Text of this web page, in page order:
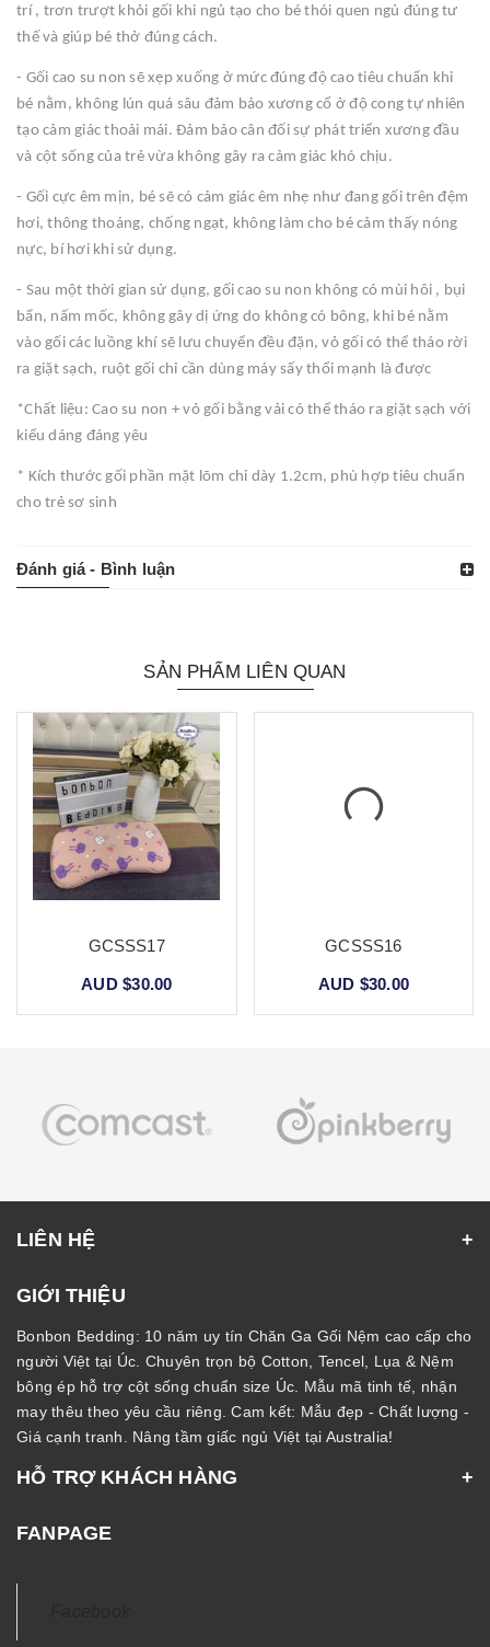
trí , trơn trượt khỏi gối khi ngủ tạo cho bé thói quen ngủ đúng tư
thế và giúp bé thở đúng cách.
- Gối cao su non sẽ xẹp xuống ở mức đúng độ cao tiêu chuẩn khi
bé nằm, không lún quá sâu đảm bảo xương cổ ở độ cong tự nhiên
tạo cảm giác thoải mái. Đảm bảo cân đối sự phát triển xương đầu
và cột sống của trẻ vừa không gây ra cảm giác khó chịu.
- Gối cực êm mịn, bé sẽ có cảm giác êm nhẹ như đang gối trên đệm
hơi, thông thoáng, chống ngạt, không làm cho bé cảm thấy nóng
nực, bí hơi khi sử dụng.
- Sau một thời gian sử dụng, gối cao su non không có mùi hôi , bụi
bẩn, nấm mốc, không gây dị ứng do không có bông, khi bé nằm
vào gối các luồng khí sẽ lưu chuyển đều đặn, vỏ gối có thể tháo rời
ra giặt sạch, ruột gối chỉ cần dùng máy sấy thổi mạnh là được
*Chất liệu: Cao su non + vỏ gối bằng vải có thể tháo ra giặt sạch với
kiểu dáng đáng yêu
* Kích thước gối phần mặt lõm chỉ dày 1.2cm, phù hợp tiêu chuẩn
cho trẻ sơ sinh
Đánh giá - Bình luận
SẢN PHẨM LIÊN QUAN
GCSSS17
AUD $30.00
GCSSS16
AUD $30.00
LIÊN HỆ
GIỚI THIỆU
Bonbon Bedding: 10 năm uy tín Chăn Ga Gối Nệm cao cấp cho
người Việt tại Úc. Chuyên trọn bộ Cotton, Tencel, Lụa & Nệm
bông ép hỗ trợ cột sống chuẩn size Úc. Mẫu mã tinh tế, nhận
may thêu theo yêu cầu riêng. Cam kết: Mẫu đẹp - Chất lượng -
Giá cạnh tranh. Nâng tầm giấc ngủ Việt tại Australia!
HỖ TRỢ KHÁCH HÀNG
FANPAGE